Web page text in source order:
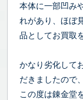
本体に一部凹み
れがあり、ほぼ
品としてお買取
かなり劣化して
だきましたので
この度は錬金堂